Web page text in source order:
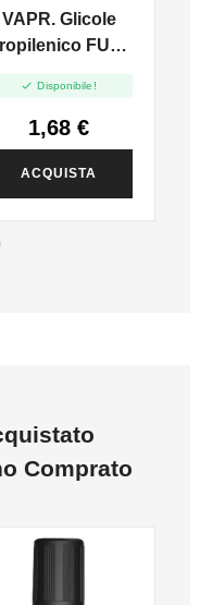
VAPR. Glicole
FULL
 Disponibile!
1,68 €
ACQUISTA
Comprato